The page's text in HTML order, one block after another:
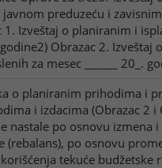
preduzeću i
1. Izveštaj o planiranim i
godine2) Obrazac 2. Izveštaj
za mesec ______ 20_.
o planiranim prihodima i
i izdacima (Obrazac 2 i
nastale po osnovu izmena
(rebalans), po osnovu
tekuće budžetske